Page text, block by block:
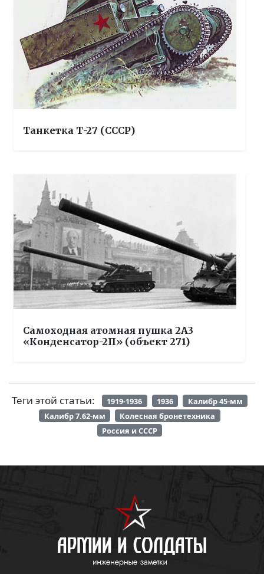
Танкетка Т-27 (СССР)
Самоходная атомная пушка 2А3
«Конденсатор-2П» (объект 271)
Теги этой статьи: 1919-1936 1936
Калибр 45-мм
Калибр 7.62-мм
Колесная бронетехника
Россия и СССР